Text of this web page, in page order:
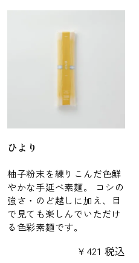
ひより
柚子粉末を練りこんだ色鮮
やかな手延べ素麺。 コシの
強さ・のど越しに加え、目
で見ても楽しんでいただけ
る色彩素麺です。
¥ 421 税込